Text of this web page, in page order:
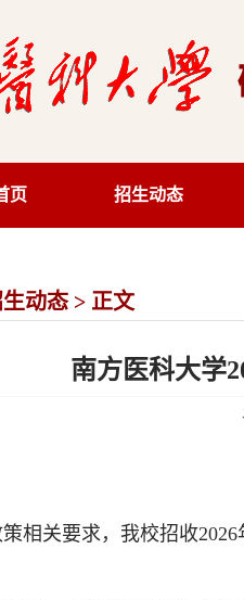
页 招生动态
动态> 正文
南方医科大学
相关要求，我校招收